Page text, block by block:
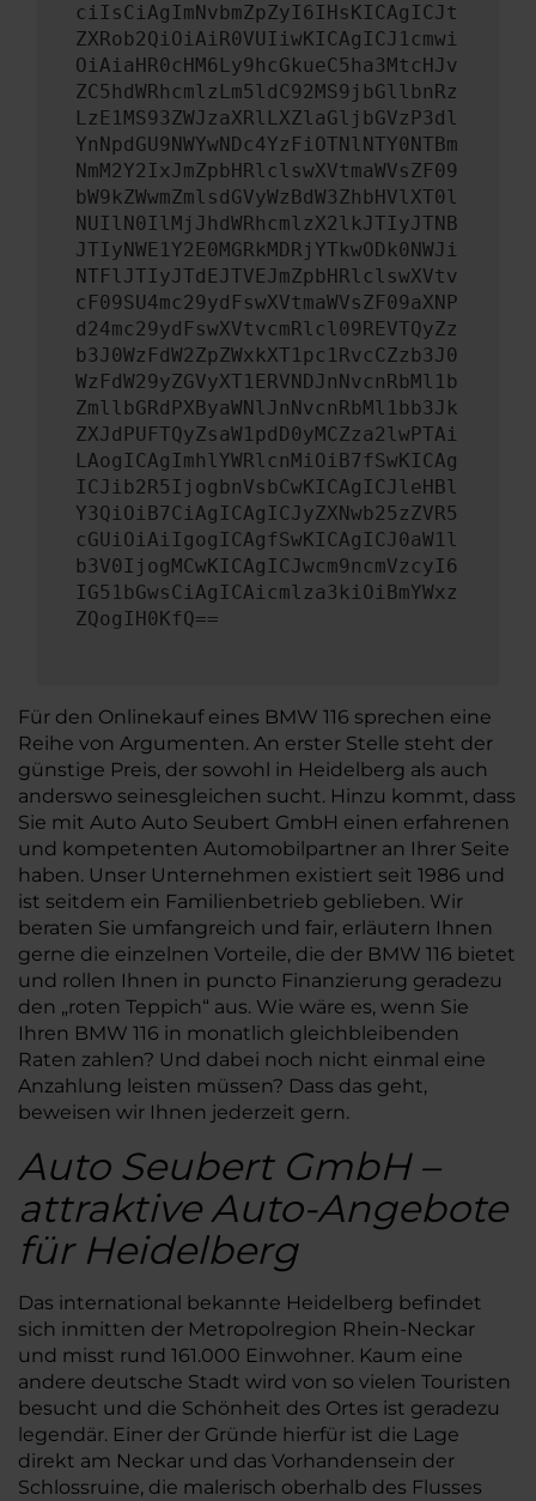
ciIsCiAgImNvbmZpZyI6IHsKICAgICJt
ZXRob2QiOiAiR0VUIiwKICAgICJ1cmwi
OiAiaHR0cHM6Ly9hcGkueC5ha3MtcHJv
ZC5hdWRhcmlzLm5ldC92MS9jbGllbnRz
LzE1MS93ZWJzaXRlLXZlaGljbGVzP3dl
YnNpdGU9NWYwNDc4YzFiOTNlNTY0NTBm
NmM2Y2IxJmZpbHRlclswXVtmaWVsZF09
bW9kZWwmZmlsdGVyWzBdW3ZhbHVlXT0l
NUIlN0IlMjJhdWRhcmlzX2lkJTIyJTNB
JTIyNWE1Y2E0MGRkMDRjYTkwODk0NWJi
NTFlJTIyJTdEJTVEJmZpbHRlclswXVtv
cF09SU4mc29ydFswXVtmaWVsZF09aXNP
d24mc29ydFswXVtvcmRlcl09REVTQyZz
b3J0WzFdW2ZpZWxkXT1pc1RvcCZzb3J0
WzFdW29yZGVyXT1ERVNDJnNvcnRbMl1b
ZmllbGRdPXByaWNlJnNvcnRbMl1bb3Jk
ZXJdPUFTQyZsaW1pdD0yMCZza2lwPTAi
LAogICAgImhlYWRlcnMiOiB7fSwKICAg
ICJib2R5IjogbnVsbCwKICAgICJleHBl
Y3QiOiB7CiAgICAgICJyZXNwb25zZVR5
cGUiOiAiIgogICAgfSwKICAgICJ0aW1l
b3V0IjogMCwKICAgICJwcm9ncmVzcyI6
IG51bGwsCiAgICAicmlza3kiOiBmYWxz
ZQogIH0KfQ==
Für den Onlinekauf eines BMW 116 sprechen eine
Reihe von Argumenten. An erster Stelle steht der
günstige Preis, der sowohl in Heidelberg als auch
anderswo seinesgleichen sucht. Hinzu kommt, dass
Sie mit Auto Auto Seubert GmbH einen erfahrenen
und kompetenten Automobilpartner an Ihrer Seite
haben. Unser Unternehmen existiert seit 1986 und
ist seitdem ein Familienbetrieb geblieben. Wir
beraten Sie umfangreich und fair, erläutern Ihnen
gerne die einzelnen Vorteile, die der BMW 116 bietet
und rollen Ihnen in puncto Finanzierung geradezu
den „roten Teppich“ aus. Wie wäre es, wenn Sie
Ihren BMW 116 in monatlich gleichbleibenden
Raten zahlen? Und dabei noch nicht einmal eine
Anzahlung leisten müssen? Dass das geht,
beweisen wir Ihnen jederzeit gern.
Auto Seubert GmbH –
attraktive Auto-Angebote
für Heidelberg
Das international bekannte Heidelberg befindet
sich inmitten der Metropolregion Rhein-Neckar
und misst rund 161.000 Einwohner. Kaum eine
andere deutsche Stadt wird von so vielen Touristen
besucht und die Schönheit des Ortes ist geradezu
legendär. Einer der Gründe hierfür ist die Lage
direkt am Neckar und das Vorhandensein der
Schlossruine, die malerisch oberhalb des Flusses